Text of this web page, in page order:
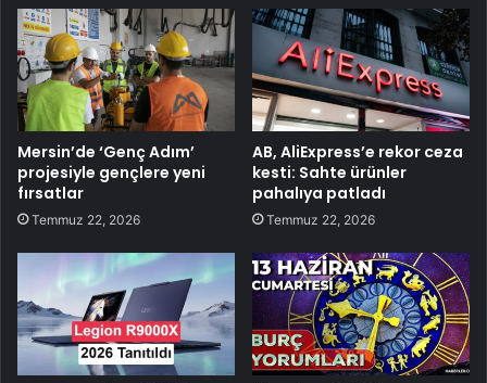
Mersin’de ‘Genç Adım’
projesiyle gençlere yeni
fırsatlar
Temmuz 22, 2026
AB, AliExpress’e rekor ceza
kesti: Sahte ürünler
pahalıya patladı
Temmuz 22, 2026